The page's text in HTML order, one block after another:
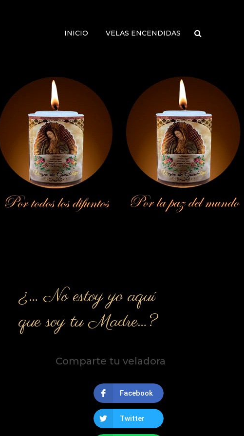
INICIO VELAS ENCENDIDAS
¿… No estoy yo aquí
que soy tu Madre…?
Comparte tu veladora
Facebook
Twitter